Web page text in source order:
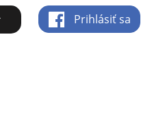
Prihlásiť sa